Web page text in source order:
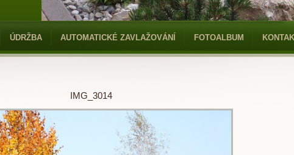
ÚDRŽBA AUTOMATICKÉ ZAVLAŽOVÁNÍ FOTOALBUM
IMG_3014